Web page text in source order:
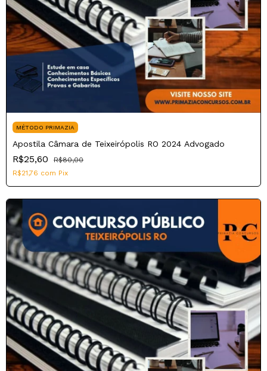
MÉTODO PRIMAZIA
Apostila Câmara de Teixeirópolis RO 2024 Advogado
R$25,60
R$80,00
R$21,76 com Pix